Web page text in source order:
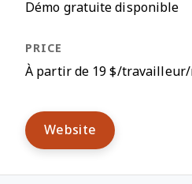
Démo gratuite disponible
À partir de 19 $/travailleur/
Website